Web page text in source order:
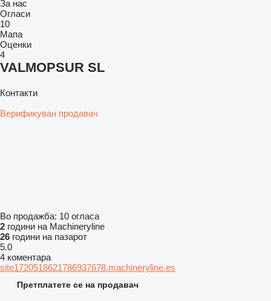
За нас
Огласи
10
Мапа
Оценки
4
VALMOPSUR SL
Контакти
Верификуван продавач
Во продажба: 10 огласа
2 години на Machineryline
26 години на пазарот
5.0
4 коментара
site1720518621786937678.machineryline.es
Претплатете се на продавач